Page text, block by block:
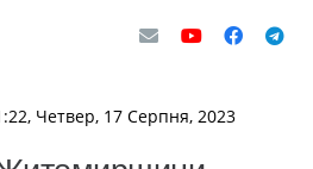
Четвер, 17 Серпня, 2023